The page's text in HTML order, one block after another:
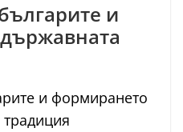
и
и формирането